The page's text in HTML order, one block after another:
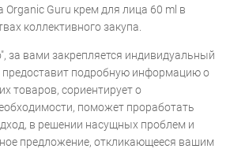
Оrganic Guru крем для лица 60 ml в
коллективного закупа.
за вами закрепляется индивидуальный
предоставит подробную информацию о
товаров, сориентирует о
поможет проработать
в решении насущных проблем и
предложение, откликающееся вашим